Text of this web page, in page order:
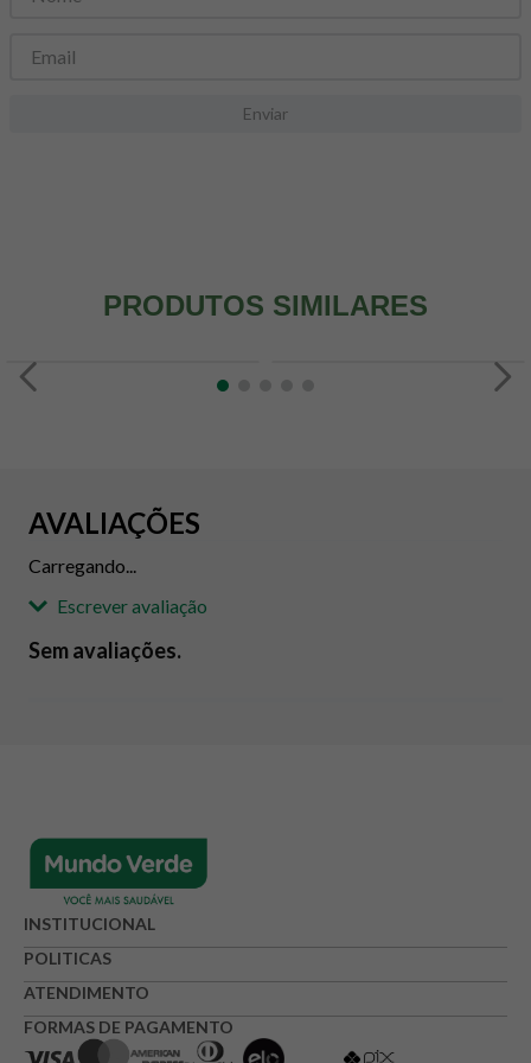
Enviar
PRODUTOS SIMILARES
AVALIAÇÕES
Carregando...
Escrever avaliação
Avalie o produto de 1 até 5 estrelas
★★★☆☆
Seu nome
Endereço de e-mail
Sem avaliações.
INSTITUCIONAL
POLITICAS
ATENDIMENTO
FORMAS DE PAGAMENTO
8º maca peruana
9 psyllium